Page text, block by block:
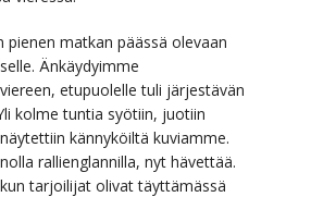
pienen matkan päässä olevaan
Änkäydyimme
etupuolelle tuli järjestävän
kolme tuntia syötiin, juotiin
kännyköiltä kuviamme.
rallienglannilla, nyt hävettää.
tarjoilijat olivat täyttämässä